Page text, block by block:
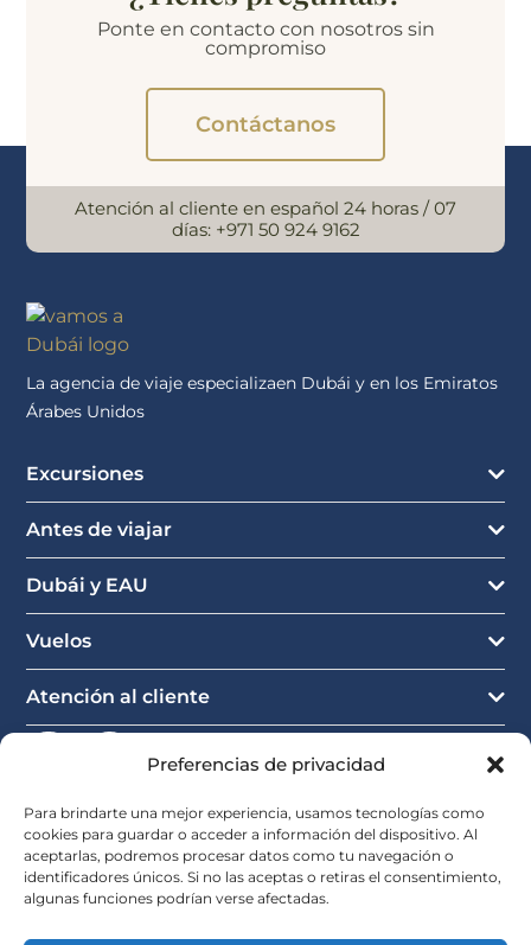
Preferencias de privacidad
Para brindarte una mejor experiencia, usamos tecnologías como
cookies para guardar o acceder a información del dispositivo. Al
aceptarlas, podremos procesar datos como tu navegación o
identificadores únicos. Si no las aceptas o retiras el consentimiento,
algunas funciones podrían verse afectadas.
Ponte en contacto con nosotros sin
compromiso
Contáctanos
Atención al cliente en español 24 horas / 07
días: +971 50 924 9162
La agencia de viaje especializaen Dubái y en los Emiratos
Árabes Unidos
Excursiones
Antes de viajar
Dubái y EAU
Vuelos
Atención al cliente